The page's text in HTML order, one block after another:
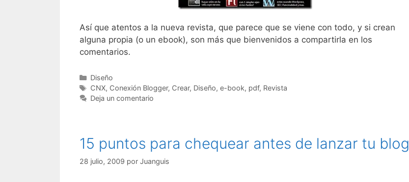
Así que atentos a la nueva revista, que parece que se viene con todo, y si crean
alguna propia (o un ebook), son más que bienvenidos a compartirla en los
comentarios.
Categorías
Diseño
Etiquetas
CNX, Conexión Blogger, Crear, Diseño, e-book, pdf, Revista
Deja un comentario
15 puntos para chequear antes de lanzar tu blog
28 julio, 2009 por Juanguis